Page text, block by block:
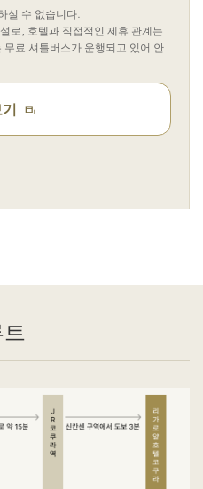
실 수 없습니다.
로, 호텔과 직접적인 제휴 관계는
료 셔틀버스가 운행되고 있어 안